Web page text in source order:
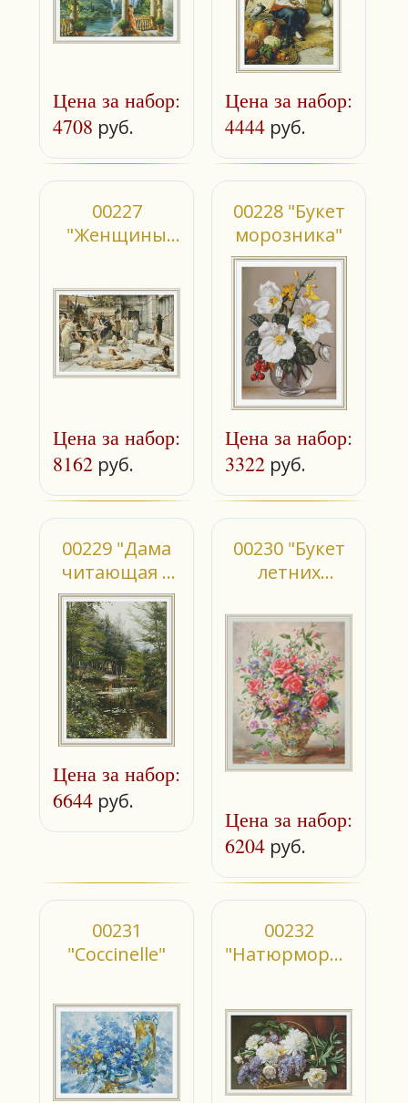
Цена за набор:
4708 руб.
Цена за набор:
4444 руб.
00227
"Женщины
Цена за набор:
8162 руб.
00228 "Букет
морозника"
Цена за набор:
3322 руб.
00229 "Дама
читающая у
озера"
Цена за набор:
6644 руб.
00230 "Букет
летних
Цена за набор:
6204 руб.
00231
"Coccinelle"
00232
"Натюрморт с